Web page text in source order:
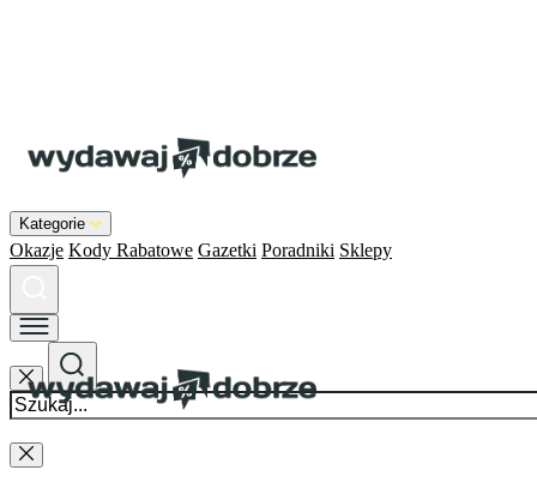
Kategorie
Okazje Kody Rabatowe Gazetki Poradniki Sklepy